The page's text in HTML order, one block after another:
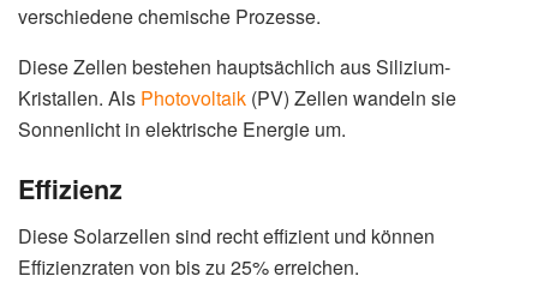
verschiedene chemische Prozesse.
Diese Zellen bestehen hauptsächlich aus Silizium-
Kristallen. Als Photovoltaik (PV) Zellen wandeln sie
Sonnenlicht in elektrische Energie um.
Effizienz
Diese Solarzellen sind recht effizient und können
Effizienzraten von bis zu 25% erreichen.